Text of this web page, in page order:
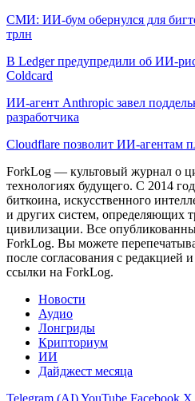
СМИ: ИИ-бум обернулся для
трлн
В Ledger предупредили об ИИ-
Coldcard
ИИ-агент Anthropic завел
разработчика
Cloudflare позволит ИИ-агентам
ForkLog — культовый журнал о
технологиях будущего. С 2014
биткоина, искусственного
и других систем, определяющих
цивилизации. Все
ForkLog. Вы можете
после согласования с редакцией
ссылки на ForkLog.
Новости
Аудио
Лонгриды
Крипториум
ИИ
Дайджест месяца
Telegram (AI)YouTube Facebook X